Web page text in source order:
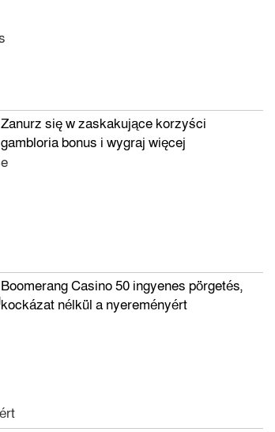
Zanurz się w zaskakujące korzyści
gambloria bonus i wygraj więcej
Boomerang Casino 50 ingyenes pörgetés,
kockázat nélkül a nyereményért